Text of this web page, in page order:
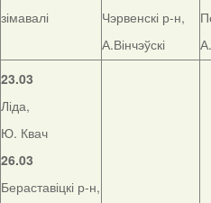
зімавалі
Чэрвенскі р-н,
А.Вінчэўскі
23.03
Ліда,
Ю. Квач
26.03
Бераставіцкі р-н,